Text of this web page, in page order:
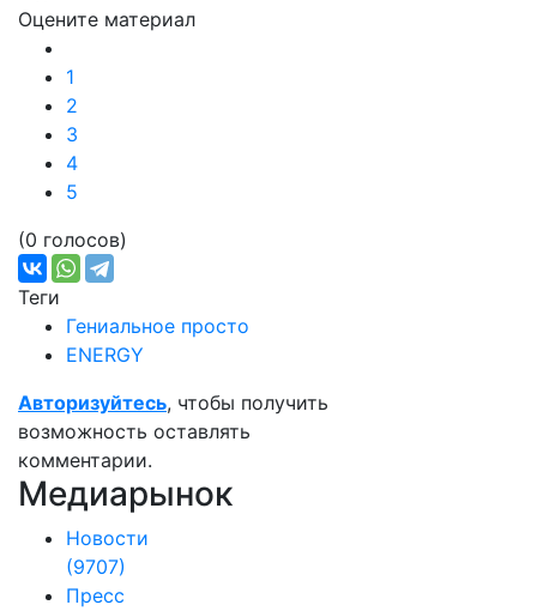
Оцените материал
1
2
3
4
5
(0 голосов)
Теги
Гениальное просто
ENERGY
Авторизуйтесь, чтобы получить
возможность оставлять
комментарии.
Медиарынок
Новости
(9707)
Пресс